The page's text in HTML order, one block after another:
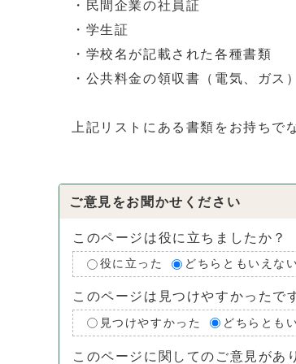
・民間企業の社員証
・学生証
・学校名が記載された各種書類
・公共料金の領収書（電気、ガス）
上記リストにある書類をお持ちで
ご意見をお聞かせください
このページは役に立ちましたか？
役に立った どちらともいえな
このページは見つけやすかったで
見つけやすかった どちらとも
このページに関してのご意見があ